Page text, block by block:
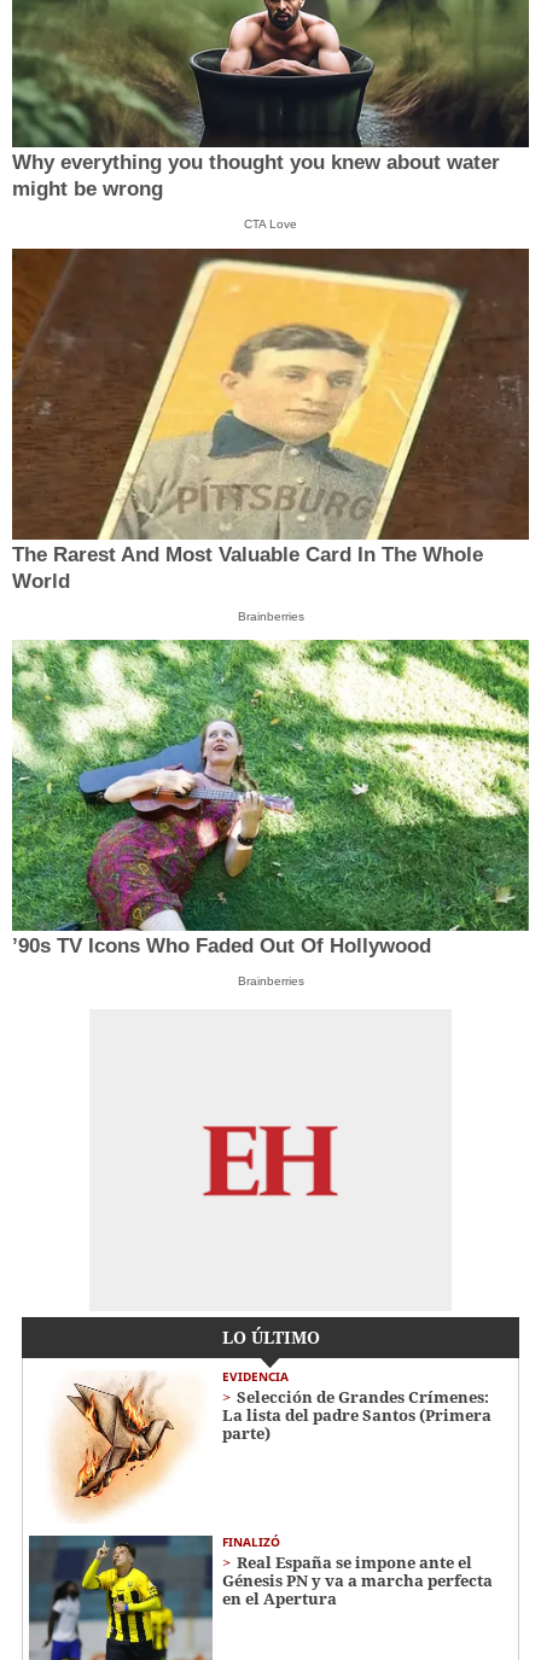
Why everything you thought you knew about water
might be wrong
CTA Love
The Rarest And Most Valuable Card In The Whole
World
Brainberries
’90s TV Icons Who Faded Out Of Hollywood
Brainberries
LO ÚLTIMO
EVIDENCIA
Selección de Grandes Crímenes:
La lista del padre Santos (Primera
parte)
FINALIZÓ
Real España se impone ante el
Génesis PN y va a marcha perfecta
en el Apertura